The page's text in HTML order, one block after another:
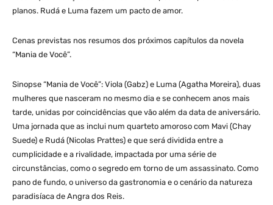
planos. Rudá e Luma fazem um pacto de amor.
Cenas previstas nos resumos dos próximos capítulos da novela
“Mania de Você”.
Sinopse “Mania de Você”: Viola (Gabz) e Luma (Agatha Moreira), duas
mulheres que nasceram no mesmo dia e se conhecem anos mais
tarde, unidas por coincidências que vão além da data de aniversário.
Uma jornada que as inclui num quarteto amoroso com Mavi (Chay
Suede) e Rudá (Nicolas Prattes) e que será dividida entre a
cumplicidade e a rivalidade, impactada por uma série de
circunstâncias, como o segredo em torno de um assassinato. Como
pano de fundo, o universo da gastronomia e o cenário da natureza
paradisíaca de Angra dos Reis.